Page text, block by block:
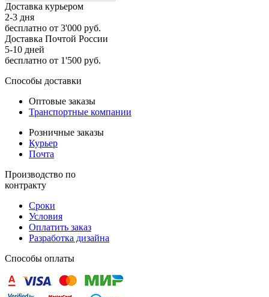
Доставка курьером
2-3 дня
бесплатно от 3'000 руб.
Доставка Почтой России
5-10 дней
бесплатно от 1'500 руб.
Способы доставки
Оптовые заказы
Транспортные компании
Розничные заказы
Курьер
Почта
Производство по
контракту
Сроки
Условия
Оплатить заказ
Разработка дизайна
Способы оплаты